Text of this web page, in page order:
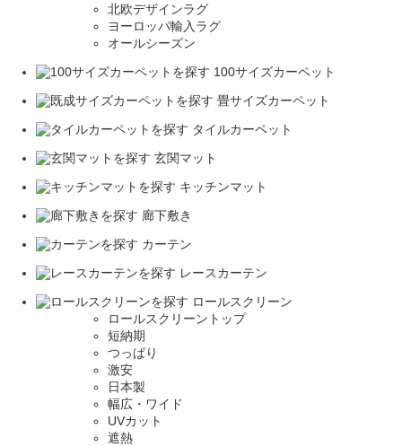
北欧デザインラグ
ヨーロッパ輸入ラグ
オールシーズン
100サイズカーペット
畳サイズカーペット
タイルカーペット
玄関マット
キッチンマット
廊下敷き
カーテン
レースカーテン
ロールスクリーン
ロールスクリーントップ
短納期
つっぱり
激安
日本製
幅広・ワイド
UVカット
遮熱